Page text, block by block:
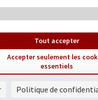
Tout accepter
Accepter seulement les
essentiels
Politique de